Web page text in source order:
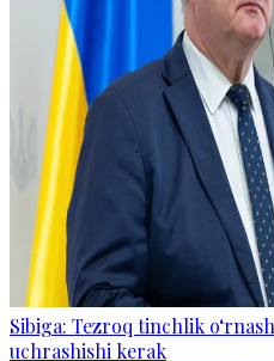
Sibiga: Tezroq tinchlik
uchrashishi kerak